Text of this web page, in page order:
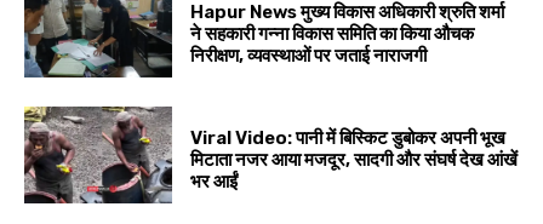
Hapur News मुख्य विकास अधिकारी श्रुति शर्मा
ने सहकारी गन्ना विकास समिति का किया औचक
निरीक्षण, व्यवस्थाओं पर जताई नाराजगी
Viral Video: पानी में बिस्किट डुबोकर अपनी भूख
मिटाता नजर आया मजदूर, सादगी और संघर्ष देख आंखें
भर आईं